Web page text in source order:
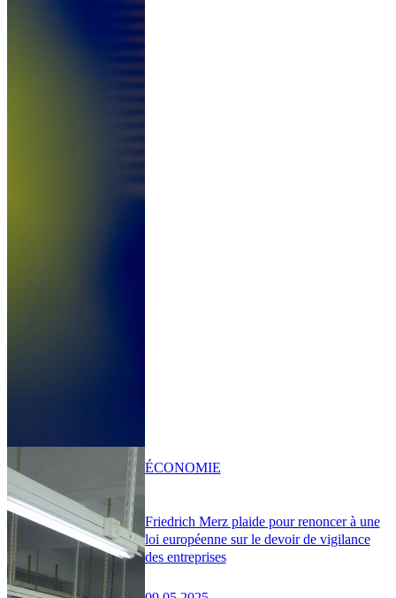
Friedrich Merz plaide pour renoncer à une
loi européenne sur le devoir de vigilance
des entreprises
ÉCONOMIE